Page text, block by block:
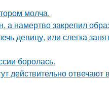
молча.
а намертво закрепил
девицу, или слегка
боролась.
действительно